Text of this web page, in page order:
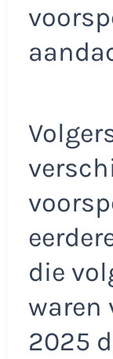
die
waren
2025